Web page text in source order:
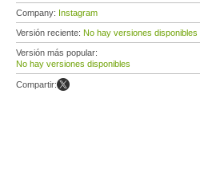
Company: Instagram
Versión reciente: No hay versiones disponibles
Versión más popular:
No hay versiones disponibles
Compartir: